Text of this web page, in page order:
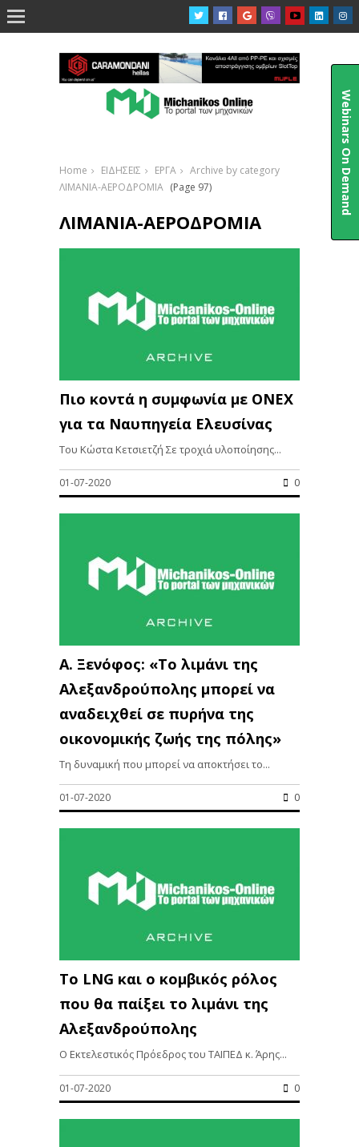

Home ΕΙΔΗΣΕΙΣ ΕΡΓΑ
Archive by category
ΛΙΜΑΝΙΑ-ΑΕΡΟΔΡΟΜΙΑ (Page 97)
ΛΙΜΑΝΙΑ-ΑΕΡΟΔΡΟΜΙΑ
Πιο κοντά η συμφωνία με ΟΝΕΧ
για τα Ναυπηγεία Ελευσίνας
Του Κώστα Κετσιετζή Σε τροχιά υλοποίησης...
01-07-2020 0
Α. Ξενόφος: «Το λιμάνι της
Αλεξανδρούπολης μπορεί να
αναδειχθεί σε πυρήνα της
οικονομικής ζωής της πόλης»
Τη δυναμική που μπορεί να αποκτήσει το...
01-07-2020 0
Το LNG και ο κομβικός ρόλος
που θα παίξει το λιμάνι της
Αλεξανδρούπολης
Ο Εκτελεστικός Πρόεδρος του ΤΑΙΠΕΔ κ. Άρης...
01-07-2020 0
Webinars On Demand